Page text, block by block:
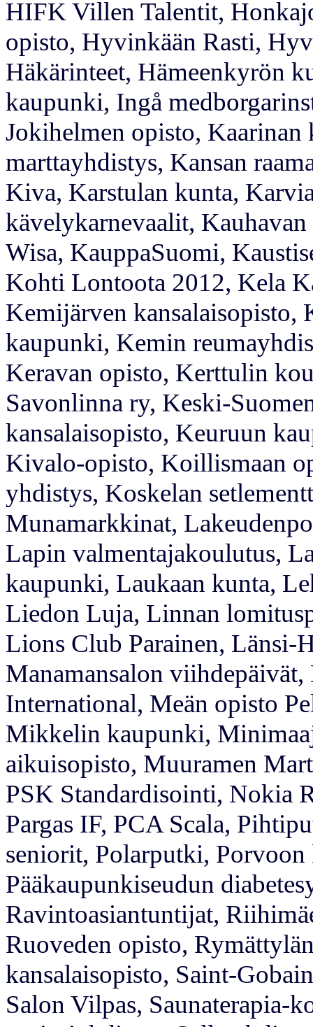
HIFK Villen Talentit,
opisto, Hyvinkään Rasti,
Häkärinteet, Hämeenkyrön
kaupunki, Ingå
Jokihelmen opisto, Kaarinan
marttayhdistys, Kansan
Kiva, Karstulan kunta,
kävelykarnevaalit,
Wisa, KauppaSuomi,
Kohti Lontoota 2012, Kela
Kemijärven
kaupunki, Kemin
Keravan opisto, Kerttulin
Savonlinna ry, Keski-
kansalaisopisto, Keuruun
Kivalo-opisto, Koillismaan
yhdistys, Koskelan
Munamarkkinat,
Lapin valmentajakoulutus,
kaupunki, Laukaan kunta,
Liedon Luja, Linnan
Lions Club Parainen, Länsi-
Manamansalon
International, Meän opisto
Mikkelin kaupunki,
aikuisopisto, Muuramen
PSK Standardisointi, Nokia
Pargas IF, PCA Scala,
seniorit, Polarputki, Porvoon
Pääkaupunkiseudun
Ravintoasiantuntijat,
Ruoveden opisto,
kansalaisopisto, Saint-
Salon Vilpas, Saunaterapia-